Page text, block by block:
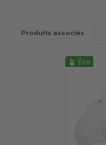
Produits associés
🪴 Éco